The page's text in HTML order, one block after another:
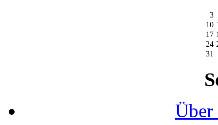
3
10
17
24
31